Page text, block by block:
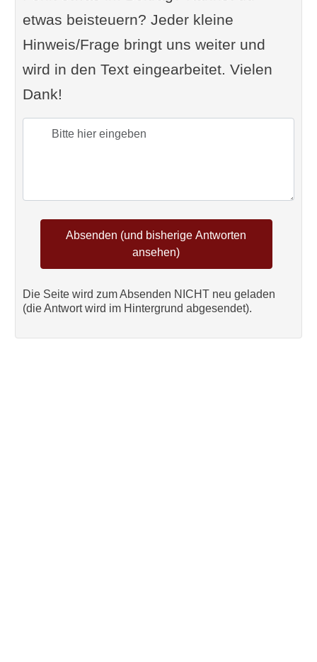
etwas beisteuern? Jeder kleine
Hinweis/Frage bringt uns weiter und
wird in den Text eingearbeitet. Vielen
Dank!
Die Seite wird zum Absenden NICHT neu geladen
(die Antwort wird im Hintergrund abgesendet).